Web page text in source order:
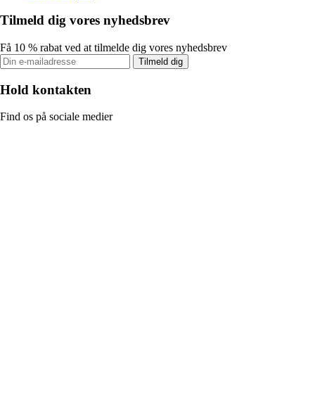
Tilmeld dig vores nyhedsbrev
Få 10 % rabat ved at tilmelde dig vores nyhedsbrev
Tilmeld dig
Hold kontakten
Find os på sociale medier